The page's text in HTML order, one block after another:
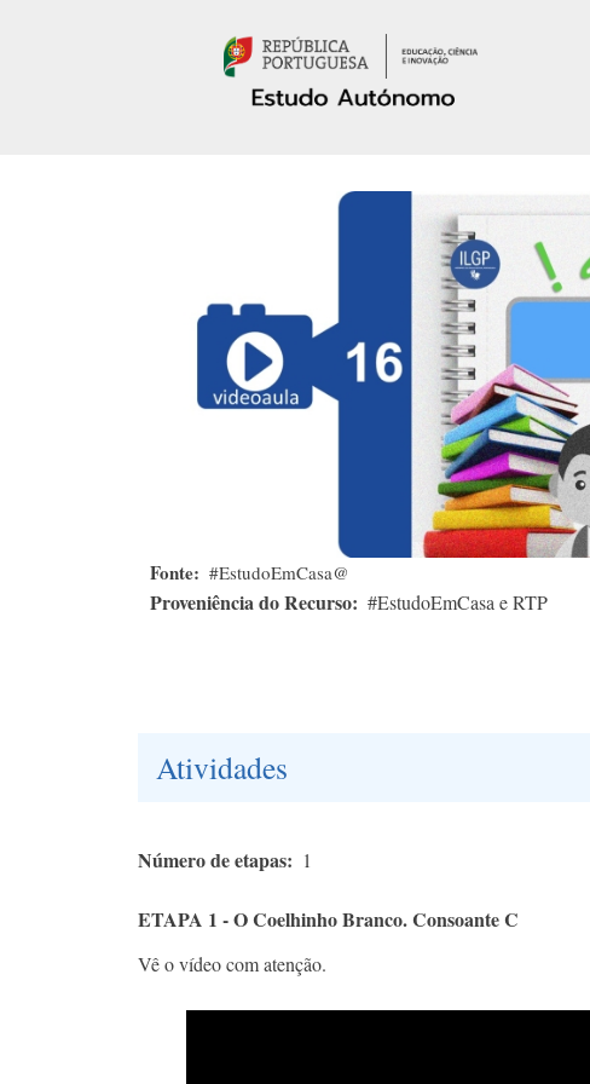
Fonte #EstudoEmCasa@
Proveniência do Recurso #EstudoEmCasa e RTP
Atividades
Número de etapas 1
ETAPA 1 - O Coelhinho Branco. Consoante C
Vê o vídeo com atenção.